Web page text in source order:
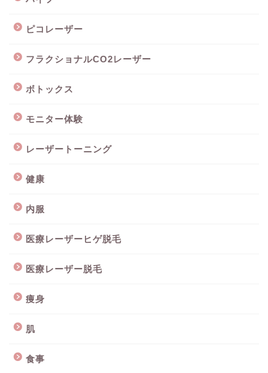
ピコレーザー
フラクショナルCO2レーザー
ボトックス
モニター体験
レーザートーニング
健康
内服
医療レーザーヒゲ脱毛
医療レーザー脱毛
痩身
肌
食事